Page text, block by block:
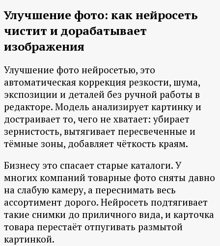
Улучшение фото: как нейросеть
чистит и дорабатывает
изображения
Улучшение фото нейросетью, это
автоматическая коррекция резкости, шума,
экспозиции и деталей без ручной работы в
редакторе. Модель анализирует картинку и
достраивает то, чего не хватает: убирает
зернистость, вытягивает пересвеченные и
тёмные зоны, добавляет чёткость краям.
Бизнесу это спасает старые каталоги. У
многих компаний товарные фото сняты давно
на слабую камеру, а переснимать весь
ассортимент дорого. Нейросеть подтягивает
такие снимки до приличного вида, и карточка
товара перестаёт отпугивать размытой
картинкой.